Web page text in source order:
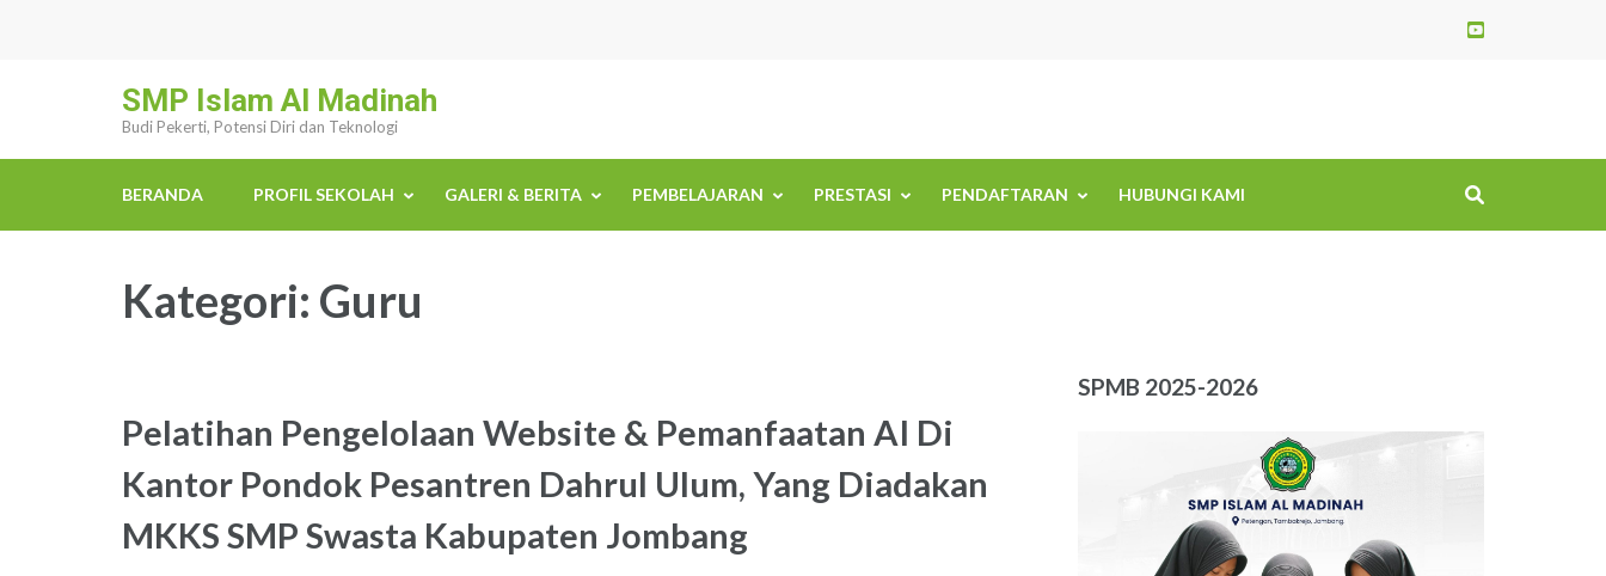
SMP Islam Al Madinah
Budi Pekerti, Potensi Diri dan Teknologi
BERANDA PROFIL SEKOLAH GALERI & BERITA PEMBELAJARAN PRESTASI PENDAFTARAN HUBUNGI KAMI
Kategori: Guru
Pelatihan Pengelolaan Website & Pemanfaatan AI Di
Kantor Pondok Pesantren Dahrul Ulum, Yang Diadakan
MKKS SMP Swasta Kabupaten Jombang
SPMB 2025-2026